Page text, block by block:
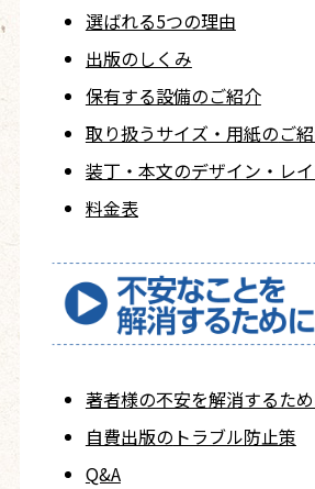
選ばれる5つの理由
出版のしくみ
保有する設備のご紹介
取り扱うサイズ・用紙のご
装丁・本文のデザイン・レ
料金表
著者様の不安を解消するた
自費出版の トラブル防止策
Q&A